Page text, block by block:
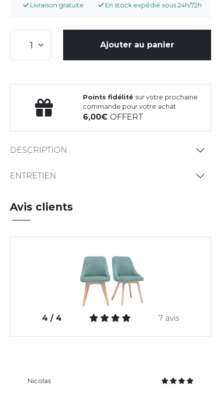
Livraison gratuite En stock expédié sous 24h/72h
Ajouter au panier
Points fidélité sur votre prochaine
commande pour votre achat
6,00OFFERT
DESCRIPTION
ENTRETIEN
Avis clients
4 / 4 7 avis
Nicolas